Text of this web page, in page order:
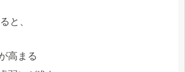
と、
高まる